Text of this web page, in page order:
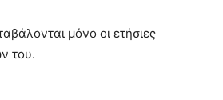
μόνο οι ετήσιες
του.